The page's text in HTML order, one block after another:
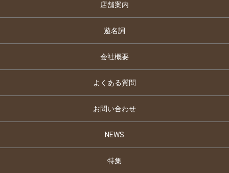
店舗案内
遊名詞
会社概要
よくある質問
お問い合わせ
NEWS
特集